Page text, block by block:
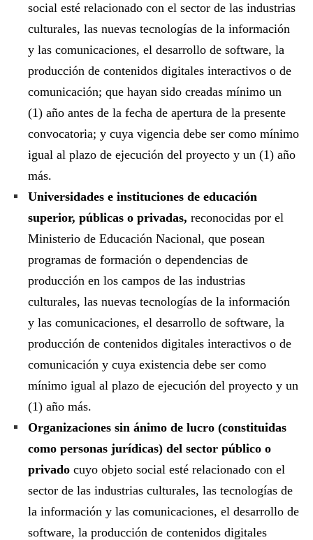
social esté relacionado con el sector de las industrias
culturales, las nuevas tecnologías de la información
y las comunicaciones, el desarrollo de software, la
producción de contenidos digitales interactivos o de
comunicación; que hayan sido creadas mínimo un
(1) año antes de la fecha de apertura de la presente
convocatoria; y cuya vigencia debe ser como mínimo
igual al plazo de ejecución del proyecto y un (1) año
más.
Universidades e instituciones de educación
superior, públicas o privadas, reconocidas por el
Ministerio de Educación Nacional, que posean
programas de formación o dependencias de
producción en los campos de las industrias
culturales, las nuevas tecnologías de la información
y las comunicaciones, el desarrollo de software, la
producción de contenidos digitales interactivos o de
comunicación y cuya existencia debe ser como
mínimo igual al plazo de ejecución del proyecto y un
(1) año más.
Organizaciones sin ánimo de lucro (constituidas
como personas jurídicas) del sector público o
privado cuyo objeto social esté relacionado con el
sector de las industrias culturales, las tecnologías de
la información y las comunicaciones, el desarrollo de
software, la producción de contenidos digitales